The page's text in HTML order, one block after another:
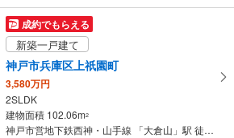
成約でもらえる
新築一戸建て
神戸市兵庫区上祇園町
3,580万円
2SLDK
建物面積 102.06m2
神戸市営地下鉄西神・山手線 「大倉山」駅 徒歩14分